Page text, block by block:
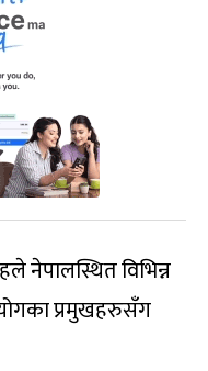
नेपालस्थित विभिन्न
प्रमुखहरुसँग